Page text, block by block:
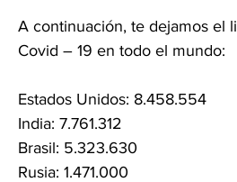
A continuación, te dejamos el
Covid – 19 en todo el mundo:
Estados Unidos: 8.458.554
India: 7.761.312
Brasil: 5.323.630
Rusia: 1.471.000